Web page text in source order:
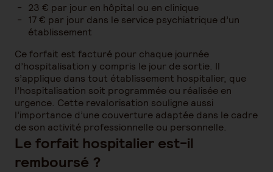
23 € par jour en hôpital ou en clinique
17 € par jour dans le service psychiatrique d’un
établissement
Ce forfait est facturé pour chaque journée
d’hospitalisation y compris le jour de sortie. Il
s’applique dans tout établissement hospitalier, que
l’hospitalisation soit programmée ou réalisée en
urgence. Cette revalorisation souligne aussi
l’importance d’une couverture adaptée dans le cadre
de son activité professionnelle ou personnelle.
Le forfait hospitalier est-il
remboursé ?